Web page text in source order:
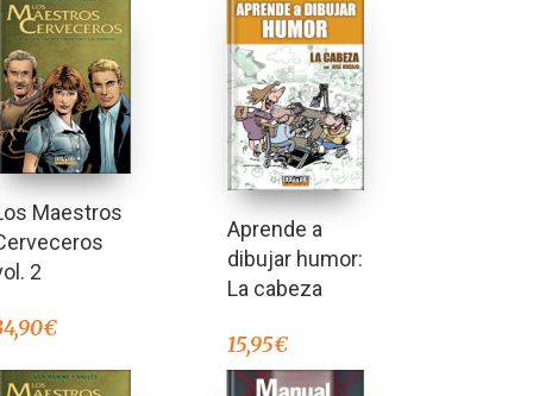
Maestros
2
€
Aprende a
dibujar humor:
La cabeza
15,95€